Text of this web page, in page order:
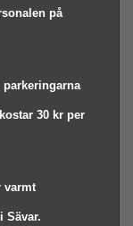
på
30 kr per
varmt
Sävar.